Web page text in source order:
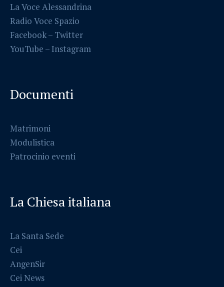
La Voce Alessandrina
Radio Voce Spazio
Facebook– Twitter
YouTube – Instagram
Documenti
Matrimoni
Modulistica
Patrocinio eventi
La Chiesa italiana
La Santa Sede
Cei
AngenSir
Cei News